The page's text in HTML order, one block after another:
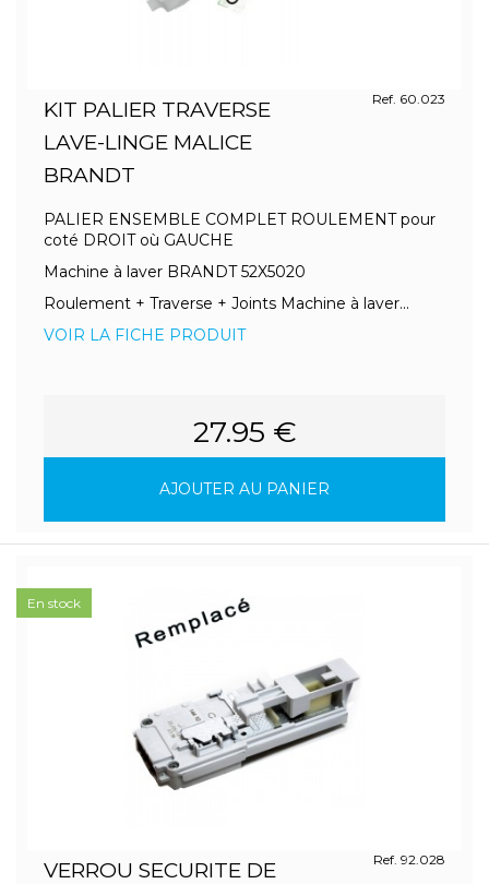
KIT PALIER TRAVERSE
LAVE-LINGE MALICE
BRANDT
Ref. 60.023
PALIER ENSEMBLE COMPLET ROULEMENT pour
coté DROIT où GAUCHE
Machine à laver BRANDT 52X5020
Roulement + Traverse + Joints Machine à laver...
VOIR LA FICHE PRODUIT
27.95 €
AJOUTER AU PANIER
VERROU SECURITE DE
Ref. 92.028
En stock